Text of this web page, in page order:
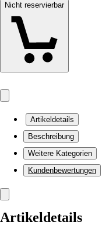
Nicht reservierbar
Artikeldetails
Beschreibung
Weitere Kategorien
Kundenbewertungen
Artikeldetails